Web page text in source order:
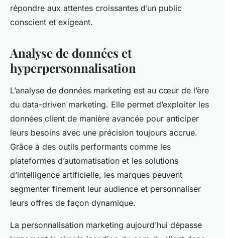
répondre aux attentes croissantes d’un public
conscient et exigeant.
Analyse de données et
hyperpersonnalisation
L’analyse de données marketing est au cœur de l’ère
du data-driven marketing. Elle permet d’exploiter les
données client de manière avancée pour anticiper
leurs besoins avec une précision toujours accrue.
Grâce à des outils performants comme les
plateformes d’automatisation et les solutions
d’intelligence artificielle, les marques peuvent
segmenter finement leur audience et personnaliser
leurs offres de façon dynamique.
La personnalisation marketing aujourd’hui dépasse